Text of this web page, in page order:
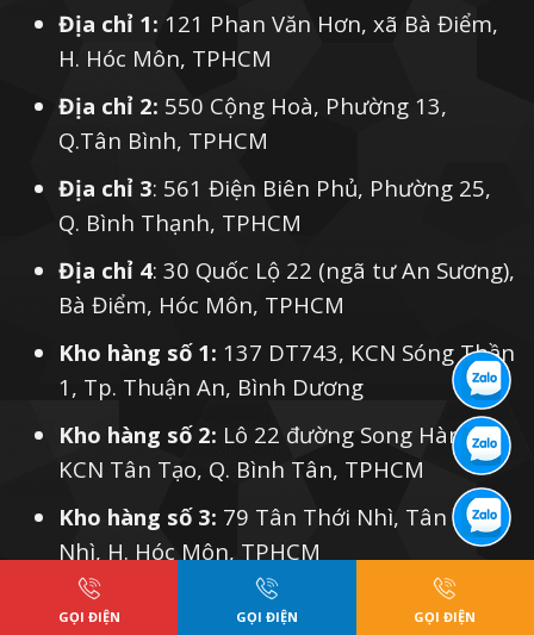
Địa chỉ 1: 121 Phan Văn Hơn, xã Bà Điểm,
H. Hóc Môn, TPHCM
Địa chỉ 2: 550 Cộng Hoà, Phường 13,
Q.Tân Bình, TPHCM
Địa chỉ 3: 561 Điện Biên Phủ, Phường 25,
Q. Bình Thạnh, TPHCM
Địa chỉ 4: 30 Quốc Lộ 22 (ngã tư An Sương),
Bà Điểm, Hóc Môn, TPHCM
Kho hàng số 1: 137 DT743, KCN Sóng Thần
1, Tp. Thuận An, Bình Dương
Kho hàng số 2: Lô 22 đường Song Hành,
KCN Tân Tạo, Q. Bình Tân, TPHCM
Kho hàng số 3: 79 Tân Thới Nhì, Tân Thới
Nhì, H. Hóc Môn, TPHCM
Kho hàng số 4:
39A Nguyễn Văn Bữa, Xuân
GỌI ĐIỆN GỌI ĐIỆN GỌI ĐIỆN